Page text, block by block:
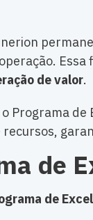
de valor.
Programa
de
de